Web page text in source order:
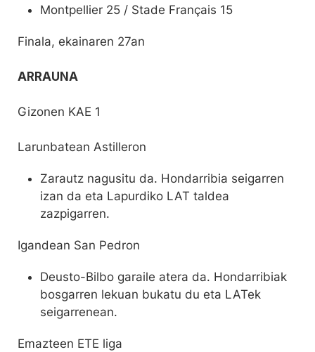
Montpellier 25 / Stade Français 15
Finala, ekainaren 27an
ARRAUNA
Gizonen KAE 1
Larunbatean Astilleron
Zarautz nagusitu da. Hondarribia seigarren
izan da eta Lapurdiko LAT taldea
zazpigarren.
Igandean San Pedron
Deusto-Bilbo garaile atera da. Hondarribiak
bosgarren lekuan bukatu du eta LATek
seigarrenean.
Emazteen ETE liga